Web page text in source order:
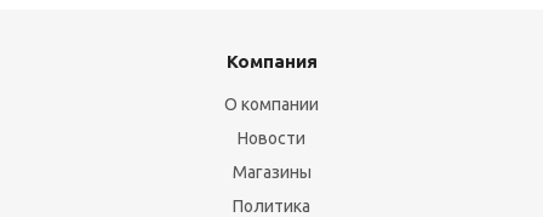
Компания
О компании
Новости
Магазины
Политика